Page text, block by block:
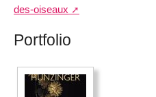
des-oiseaux
Portfolio